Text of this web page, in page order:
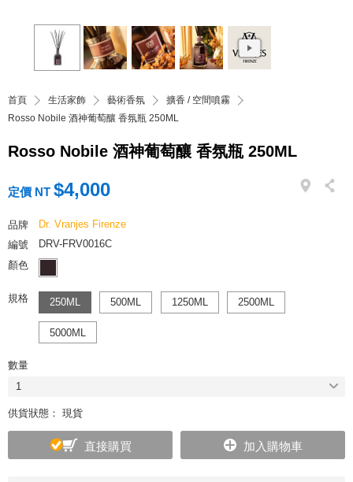
首頁 生活家飾 藝術香氛
擴香 / 空間噴霧
Rosso Nobile 酒神葡萄釀 香氛瓶 250ML
Rosso Nobile 酒神葡萄釀 香氛瓶 250ML
定價 NT $4,000
品牌
Dr. Vranjes Firenze
編號
DRV-FRV0016C
顏色
規格 250ML 500ML 1250ML 2500ML
5000ML
數量
1
供貨狀態： 現貨
直接購買 加入購物車